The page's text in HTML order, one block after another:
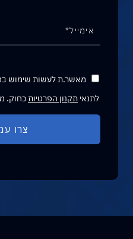
מאשר.ת לעשות שימוש
לתנאי תקנון הפרטיות כחוק.